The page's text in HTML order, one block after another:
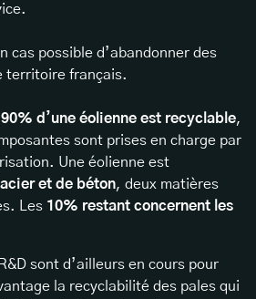
cas possible d’abandonner des
territoire français.
90% d’une éolienne est recyclable,
sont prises en charge par
Une éolienne est
et de béton, deux matières
Les 10% restant concernent les
sont d’ailleurs en cours pour
la recyclabilité des pales qui